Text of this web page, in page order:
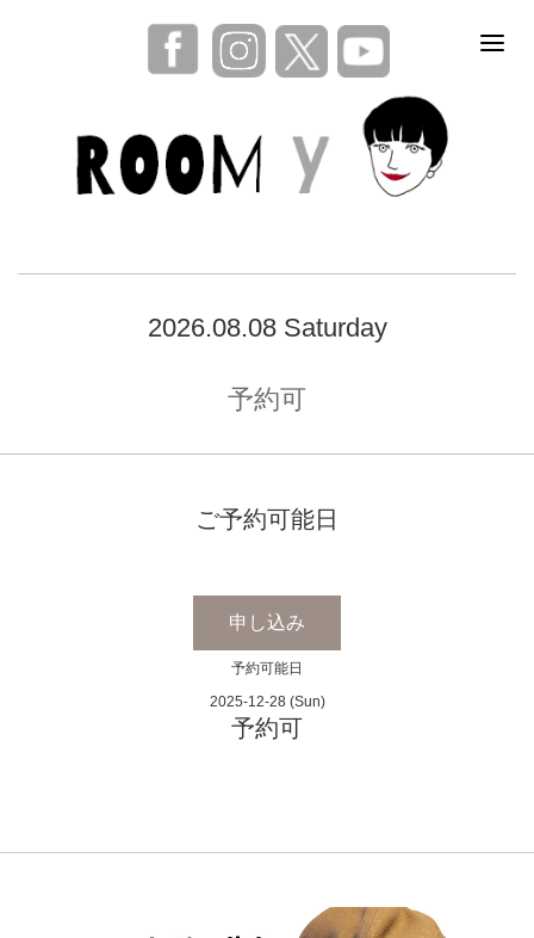
2026.08.08 Saturday
予約可
ご予約可能日
申し込み
予約可能日
2025-12-28 (Sun)
予約可